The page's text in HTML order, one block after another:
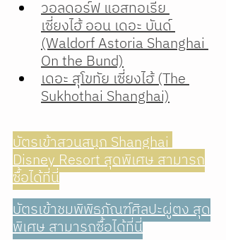
วอลดอร์ฟ แอสทอเรีย
เซี่ยงไฮ้ ออน เดอะ บันด์
(Waldorf Astoria Shanghai
On the Bund)
เดอะ สุโขทัย เซี่ยงไฮ้ (The
Sukhothai Shanghai)
บัตรเข้าสวนสนุก Shanghai
Disney Resort สุดพิเศษ สามารถ
ซื้อได้ที่นี่
บัตรเข้าชมพิพิธภัณฑ์ศิลปะผู่ตง สุด
พิเศษ สามารถซื้อได้ที่นี่